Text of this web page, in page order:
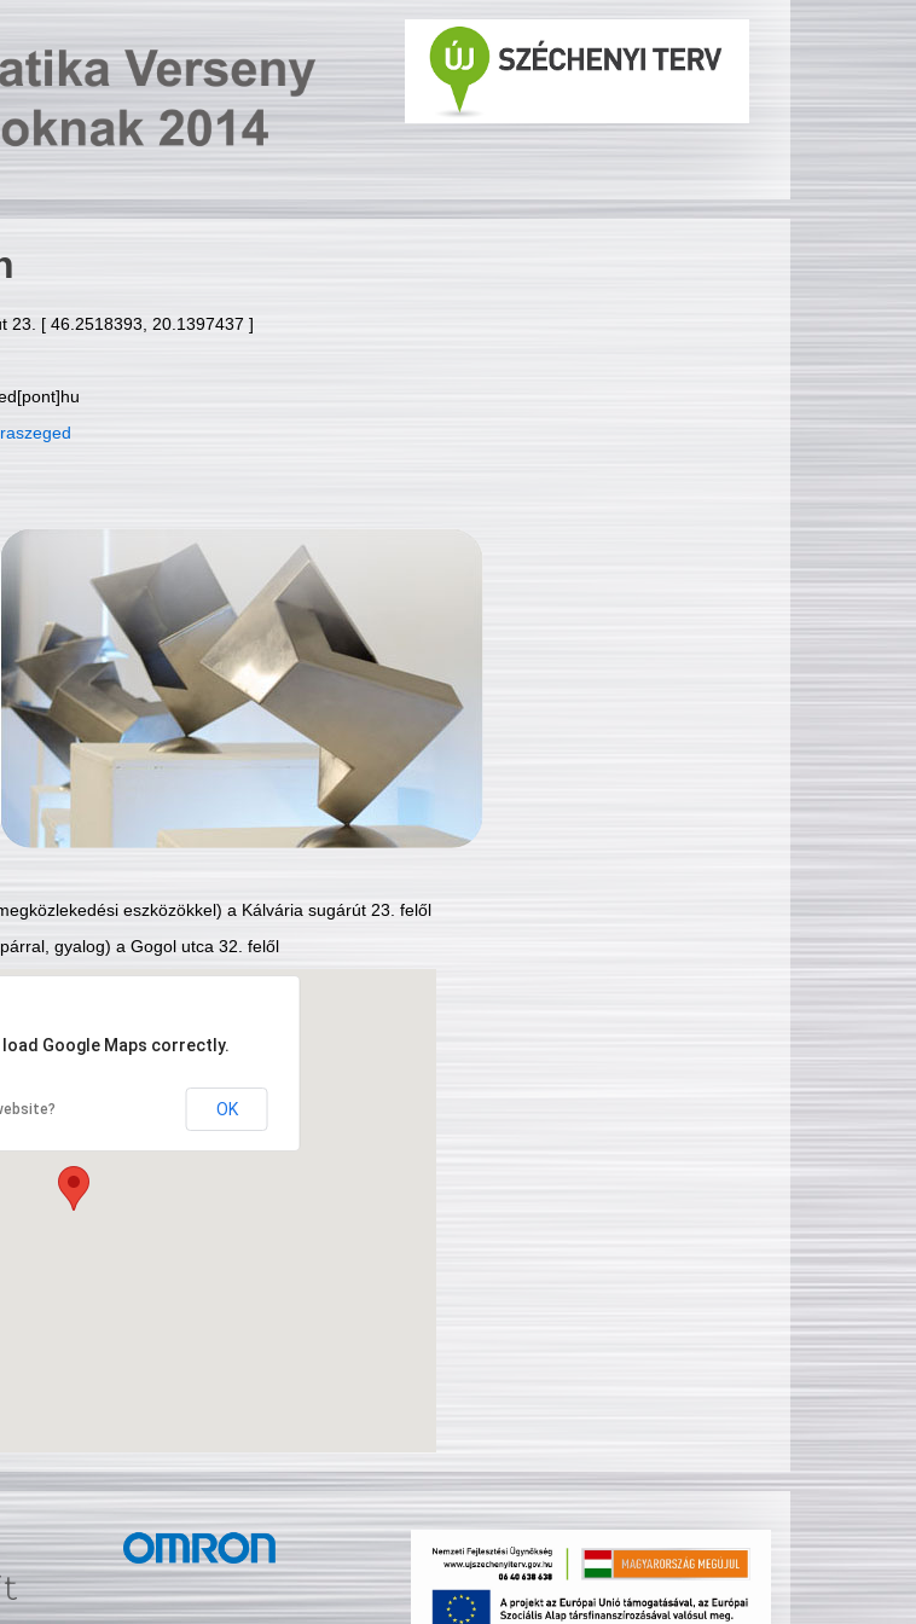
23. [ 46.2518393, 20.1397437 ]
eszközökkel) a Kálvária sugárút 23. felől
gyalog) a Gogol utca 32. felől
load Google Maps correctly.
OK